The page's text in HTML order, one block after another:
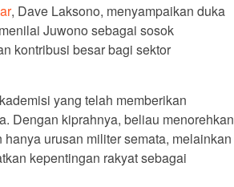
, Dave Laksono, menyampaikan duka
Juwono sebagai sosok
kontribusi besar bagi sektor
yang telah memberikan
Dengan kiprahnya, beliau menorehkan
urusan militer semata, melainkan
kepentingan rakyat sebagai